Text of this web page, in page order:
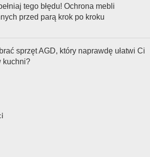
tego błędu! Ochrona mebli
przed parą krok po kroku
sprzęt AGD, który naprawdę ułatwi Ci
kuchni?